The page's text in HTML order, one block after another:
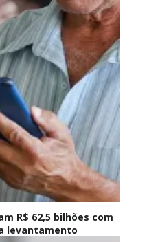
R$ 62,5 bilhões com
levantamento